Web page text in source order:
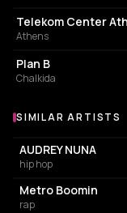
Telekom Center
Athens
CAFE
Plan B
Chalkida
Similar Artists
SIMILAR ARTISTS
AUDREY NUNA
hip hop
Metro Boomin
rap